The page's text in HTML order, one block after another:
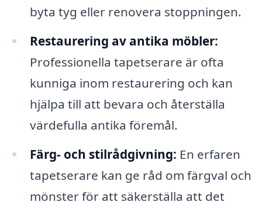
byta tyg eller renovera stoppningen.
Restaurering av antika möbler:
Professionella tapetserare är ofta
kunniga inom restaurering och kan
hjälpa till att bevara och återställa
värdefulla antika föremål.
Färg- och stilrådgivning: En erfaren
tapetserare kan ge råd om färgval och
mönster för att säkerställa att det